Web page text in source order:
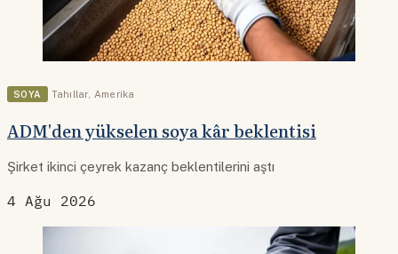
SOYA Tahıllar Amerika
ADM'den yükselen soya kâr beklentisi
Şirket ikinci çeyrek kazanç beklentilerini aştı
4 Ağu 2026